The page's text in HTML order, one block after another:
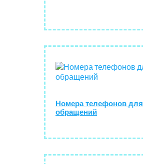
Номера телефонов для
обращений